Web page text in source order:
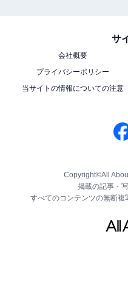
サ
会社概要
プライバシーポリシー
当サイトの情報についての注意
Copyright©All
掲載の記事・
すべてのコンテンツの無断複